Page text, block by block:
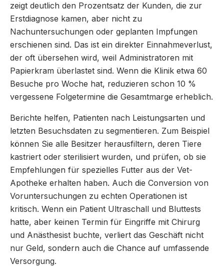
zeigt deutlich den Prozentsatz der Kunden, die zur
Erstdiagnose kamen, aber nicht zu
Nachuntersuchungen oder geplanten Impfungen
erschienen sind. Das ist ein direkter Einnahmeverlust,
der oft übersehen wird, weil Administratoren mit
Papierkram überlastet sind. Wenn die Klinik etwa 60
Besuche pro Woche hat, reduzieren schon 10 %
vergessene Folgetermine die Gesamtmarge erheblich.
Berichte helfen, Patienten nach Leistungsarten und
letzten Besuchsdaten zu segmentieren. Zum Beispiel
können Sie alle Besitzer herausfiltern, deren Tiere
kastriert oder sterilisiert wurden, und prüfen, ob sie
Empfehlungen für spezielles Futter aus der Vet-
Apotheke erhalten haben. Auch die Conversion von
Voruntersuchungen zu echten Operationen ist
kritisch. Wenn ein Patient Ultraschall und Bluttests
hatte, aber keinen Termin für Eingriffe mit Chirurg
und Anästhesist buchte, verliert das Geschäft nicht
nur Geld, sondern auch die Chance auf umfassende
Versorgung.